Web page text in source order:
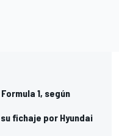
1, según
fichaje por Hyundai